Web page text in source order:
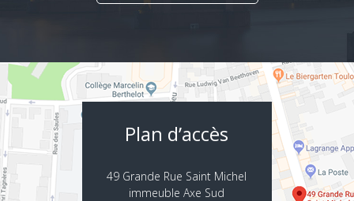
Plan d’accès
49 Grande Rue Saint Michel
immeuble Axe Sud